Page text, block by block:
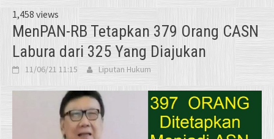
1,458 views
MenPAN-RB Tetapkan 379 Orang CASN
Labura dari 325 Yang Diajukan
11/06/21 11:15 Liputan Hukum